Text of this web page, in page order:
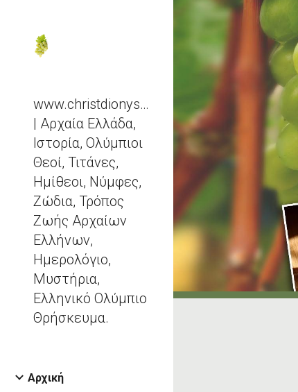
www.christdionysos.com
| Αρχαία Ελλάδα,
Ιστορία, Ολύμπιοι
Θεοί, Τιτάνες,
Ημίθεοι, Νύμφες,
Ζώδια, Τρόπος
Ζωής Αρχαίων
Ελλήνων,
Ημερολόγιο,
Μυστήρια,
Ελληνικό Ολύμπιο
Θρήσκευμα.
Αρχική